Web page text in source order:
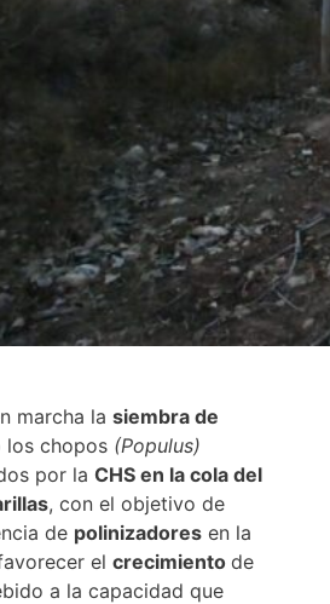
marcha la siembra de
los chopos (Populus)
por la CHS en la cola del
, con el objetivo de
de polinizadores en la
el crecimiento de
a la capacidad que